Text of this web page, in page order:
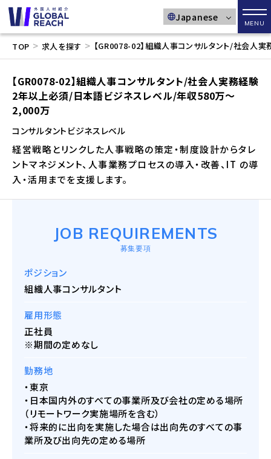
メ
TOP > 求人を探す > 【GR0078-02】組織人事コンサルタント/社会
【GR0078-02】組織人事コンサルタント/社会人実務経験
2年以上必須/日本語ビジネスレベル/年収580万～
2,000万
コンサルタント ビジネスレベル
経営戦略とリンクした人事戦略の策定・制度設計からタレ
ントマネジメント、人事業務プロセスの導入・改善、IT の導
入・活用までを支援します。
JOB REQUIREMENTS
募集要項
ポジション
組織人事コンサルタント
雇用形態
正社員
※期間の定めなし
勤務地
・東京
・日本国内外のすべての事業所及び会社の定める場所
（リモートワーク実施場所を含む）
・将来的に出向を実施した場合は出向先のすべての事
業所及び出向先の定める場所